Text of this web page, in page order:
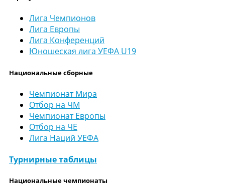
Лига Чемпионов
Лига Европы
Лига Конференций
Юношеская лига УЕФА U19
Национальные сборные
Чемпионат Мира
Отбор на ЧМ
Чемпионат Европы
Отбор на ЧЕ
Лига Наций УЕФА
Турнирные таблицы
Национальные чемпионаты